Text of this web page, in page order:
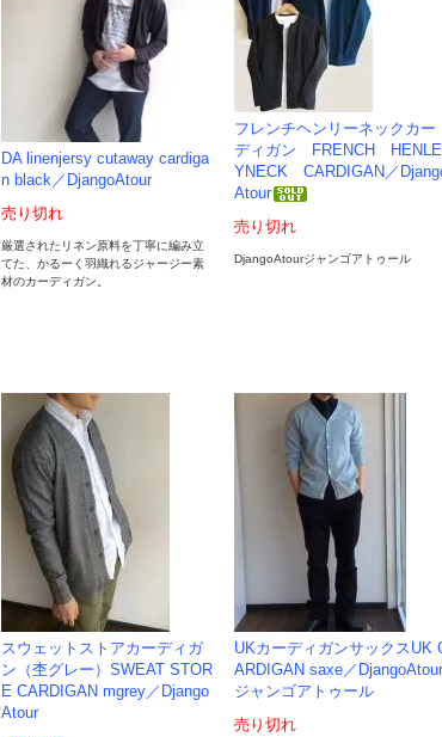
DA linenjersy cutaway cardiga
n black／DjangoAtour
売り切れ
厳選されたリネン原料を丁寧に編み立
てた、かるーく羽織れるジャージー素
材のカーディガン。
フレンチヘンリーネックカー
ディガン FRENCH HENLE
YNECK CARDIGAN／
Atour
売り切れ
DjangoAtourジャンゴアトゥール
スウェットストアカーディガ
ン（杢グレー）SWEAT STOR
E CARDIGAN mgrey／Django
Atour
UKカーディガンサックスUK
ARDIGAN saxe／DjangoAtour
ジャンゴアトゥール
売り切れ